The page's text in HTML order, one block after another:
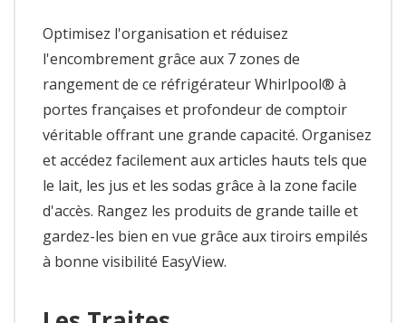
Optimisez l'organisation et réduisez
l'encombrement grâce aux 7 zones de
rangement de ce réfrigérateur Whirlpool® à
portes françaises et profondeur de comptoir
véritable offrant une grande capacité. Organisez
et accédez facilement aux articles hauts tels que
le lait, les jus et les sodas grâce à la zone facile
d'accès. Rangez les produits de grande taille et
gardez-les bien en vue grâce aux tiroirs empilés
à bonne visibilité EasyView.